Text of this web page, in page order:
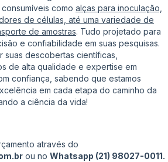
como alças para inoculação,
de células, até uma variedade de
de amostras. Tudo projetado para
e confiabilidade em suas pesquisas.
suas descobertas científicas,
de alta qualidade e expertise em
confiança, sabendo que estamos
em cada etapa do caminho da
a ciência da vida!
através do
ou no Whatsapp (21) 98027-0011.